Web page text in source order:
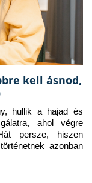
kell ásnod,
hullik a hajad és
ahol végre
persze, hiszen
azonban